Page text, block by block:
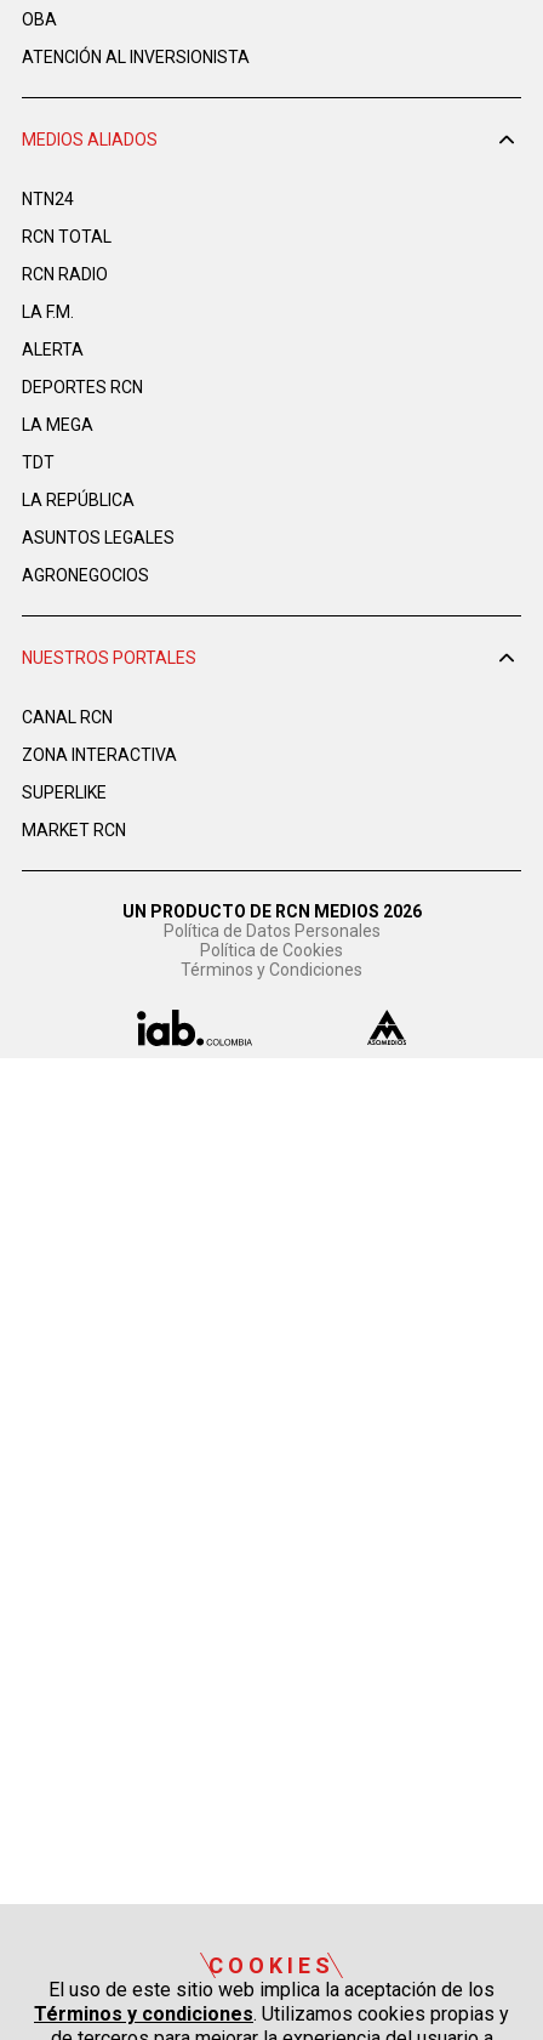
OBA
ATENCIÓN AL INVERSIONISTA
MEDIOS ALIADOS
NTN24
RCN TOTAL
RCN RADIO
LA F.M.
ALERTA
DEPORTES RCN
LA MEGA
TDT
LA REPÚBLICA
ASUNTOS LEGALES
AGRONEGOCIOS
NUESTROS PORTALES
CANAL RCN
ZONA INTERACTIVA
SUPERLIKE
MARKET RCN
UN PRODUCTO DE RCN MEDIOS 2026
Política de Datos Personales
Política de Cookies
Términos y Condiciones
COOKIES
El uso de este sitio web implica la aceptación de los
Términos y condiciones. Utilizamos cookies propias y